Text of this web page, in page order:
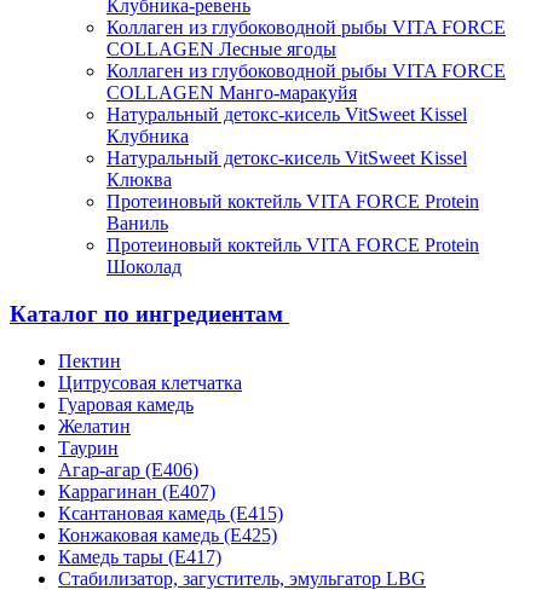
Клубника-ревень
Коллаген из глубоководной рыбы VITA FORCE
COLLAGEN Лесные ягоды
Коллаген из глубоководной рыбы VITA FORCE
COLLAGEN Манго-маракуйя
Натуральный детокс-кисель VitSweet Kissel
Клубника
Натуральный детокс-кисель VitSweet Kissel
Клюква
Протеиновый коктейль VITA FORCE Protein
Ваниль
Протеиновый коктейль VITA FORCE Protein
Шоколад
Каталог по ингредиентам
Пектин
Цитрусовая клетчатка
Гуаровая камедь
Желатин
Таурин
Агар-агар (Е406)
Каррагинан (Е407)
Ксантановая камедь (Е415)
Конжаковая камедь (Е425)
Камедь тары (Е417)
Стабилизатор, загуститель, эмульгатор LBG